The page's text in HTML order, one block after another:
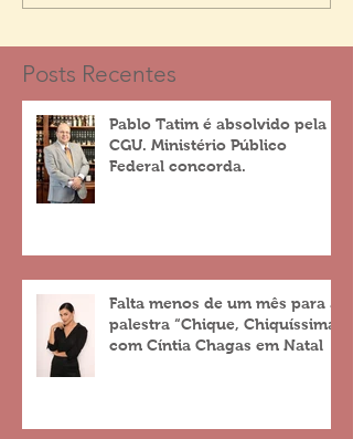
Posts Recentes
Pablo Tatim é absolvido pela
CGU. Ministério Público
Federal concorda.
Falta menos de um mês para a
palestra “Chique, Chiquíssima”
com Cíntia Chagas em Natal